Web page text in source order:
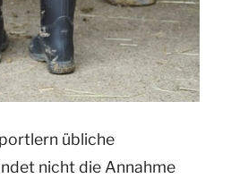
übliche
nicht die Annahme